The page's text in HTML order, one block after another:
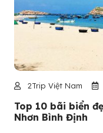
2Trip Việt Nam
Top 10 bãi biển
Nhơn Bình Định